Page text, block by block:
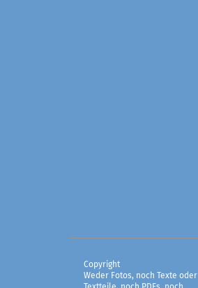
Copyright
Weder Fotos, noch Texte oder